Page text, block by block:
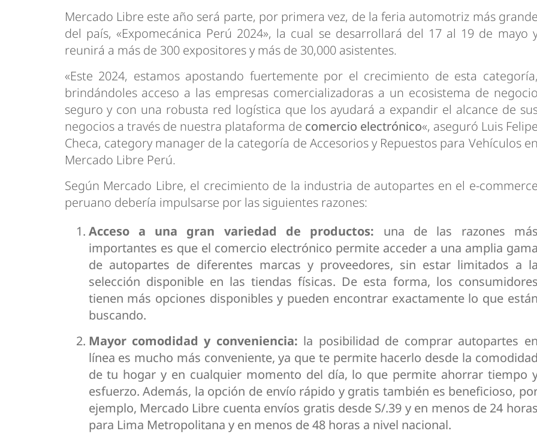
Mercado Libre este año será parte, por primera vez, de la feria automotriz más grande
del país, «Expomecánica Perú 2024», la cual se desarrollará del 17 al 19 de mayo
reunirá a más de 300 expositores y más de 30,000 asistentes.
«Este 2024, estamos apostando fuertemente por el crecimiento de esta categoría,
brindándoles acceso a las empresas comercializadoras a un ecosistema de negocio
seguro y con una robusta red logística que los ayudará a expandir el alcance de
negocios a través de nuestra plataforma de comercio electrónico«, aseguró Luis Felipe
Checa, category manager de la categoría de Accesorios y Repuestos para Vehículos en
Mercado Libre Perú.
Según Mercado Libre, el crecimiento de la industria de autopartes en el e-commerce
peruano debería impulsarse por las siguientes razones:
Acceso a una gran variedad de productos: una de las razones más
importantes es que el comercio electrónico permite acceder a una amplia gama
de autopartes de diferentes marcas y proveedores, sin estar limitados a la
selección disponible en las tiendas físicas. De esta forma, los consumidores
tienen más opciones disponibles y pueden encontrar exactamente lo que están
buscando.
Mayor comodidad y conveniencia: la posibilidad de comprar autopartes en
línea es mucho más conveniente, ya que te permite hacerlo desde la comodidad
de tu hogar y en cualquier momento del día, lo que permite ahorrar tiempo
esfuerzo. Además, la opción de envío rápido y gratis también es beneficioso,
ejemplo, Mercado Libre cuenta envíos gratis desde S/.39 y en menos de 24 horas
para Lima Metropolitana y en menos de 48 horas a nivel nacional.